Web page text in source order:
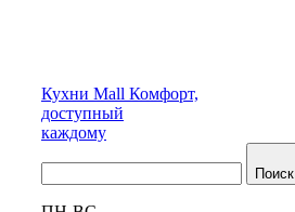
Кухни Mall Комфорт,
доступный
каждому
Поиск